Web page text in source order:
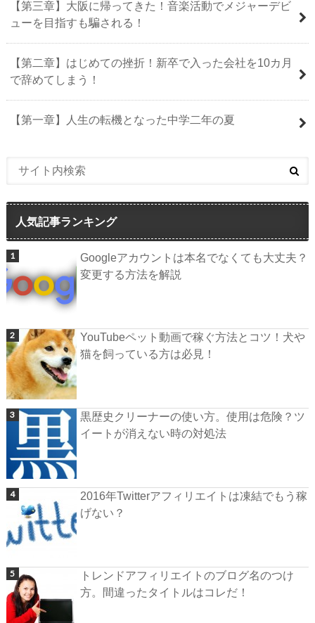
【第三章】大阪に帰ってきた！音楽活動でメジャーデビ
ューを目指すも騙される！
【第二章】はじめての挫折！新卒で入った会社を10カ月
で辞めてしまう！
【第一章】人生の転機となった中学二年の夏
人気記事ランキング
Googleアカウントは本名でなくても大丈夫？
変更する方法を解説
YouTubeペット動画で稼ぐ方法とコツ！犬や
猫を飼っている方は必見！
黒歴史クリーナーの使い方。使用は危険？ツ
イートが消えない時の対処法
2016年Twitterアフィリエイトは凍結でもう稼
げない？
トレンドアフィリエイトのブログ名のつけ
方。間違ったタイトルはコレだ！